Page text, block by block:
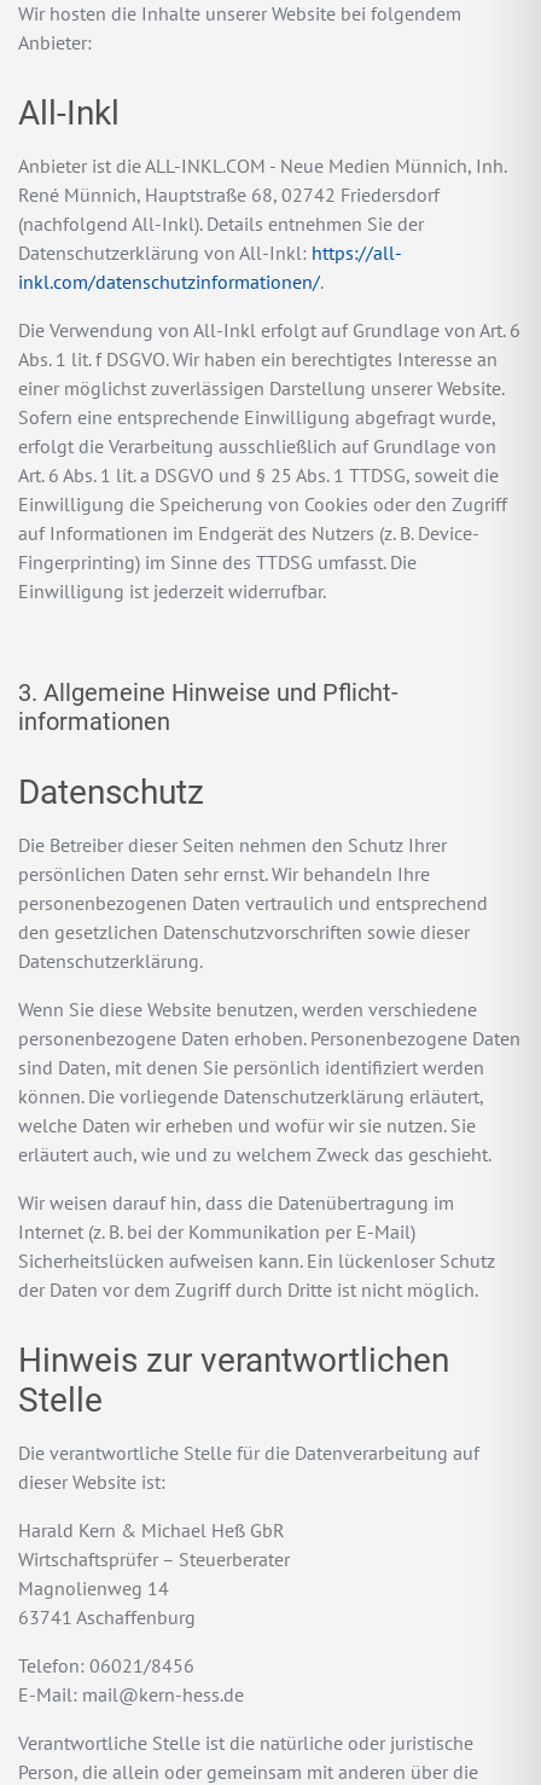
Wir hosten die Inhalte unserer Website bei folgendem
Anbieter:
All-Inkl
Anbieter ist die ALL-INKL.COM - Neue Medien Münnich, Inh.
René Münnich, Hauptstraße 68, 02742 Friedersdorf
(nachfolgend All-Inkl). Details entnehmen Sie der
Datenschutzerklärung von All-Inkl: https://all-
inkl.com/datenschutzinformationen/.
Die Verwendung von All-Inkl erfolgt auf Grundlage von Art. 6
Abs. 1 lit. f DSGVO. Wir haben ein berechtigtes Interesse an
einer möglichst zuverlässigen Darstellung unserer Website.
Sofern eine entsprechende Einwilligung abgefragt wurde,
erfolgt die Verarbeitung ausschließlich auf Grundlage von
Art. 6 Abs. 1 lit. a DSGVO und § 25 Abs. 1 TTDSG, soweit die
Einwilligung die Speicherung von Cookies oder den Zugriff
auf Informationen im Endgerät des Nutzers (z. B. Device-
Fingerprinting) im Sinne des TTDSG umfasst. Die
Einwilligung ist jederzeit widerrufbar.
3. Allgemeine Hinweise und Pflicht­
informationen
Datenschutz
Die Betreiber dieser Seiten nehmen den Schutz Ihrer
persönlichen Daten sehr ernst. Wir behandeln Ihre
personenbezogenen Daten vertraulich und entsprechend
den gesetzlichen Datenschutzvorschriften sowie dieser
Datenschutzerklärung.
Wenn Sie diese Website benutzen, werden verschiedene
personenbezogene Daten erhoben. Personenbezogene Daten
sind Daten, mit denen Sie persönlich identifiziert werden
können. Die vorliegende Datenschutzerklärung erläutert,
welche Daten wir erheben und wofür wir sie nutzen. Sie
erläutert auch, wie und zu welchem Zweck das geschieht.
Wir weisen darauf hin, dass die Datenübertragung im
Internet (z. B. bei der Kommunikation per E-Mail)
Sicherheitslücken aufweisen kann. Ein lückenloser Schutz
der Daten vor dem Zugriff durch Dritte ist nicht möglich.
Hinweis zur verantwortlichen
Stelle
Die verantwortliche Stelle für die Datenverarbeitung auf
dieser Website ist:
Harald Kern & Michael Heß GbR
Wirtschaftsprüfer – Steuerberater
Magnolienweg 14
63741 Aschaffenburg
Telefon: 06021/8456
E-Mail: mail@kern-hess.de
Verantwortliche Stelle ist die natürliche oder juristische
Person, die allein oder gemeinsam mit anderen über die